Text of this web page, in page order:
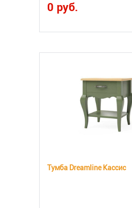
0 руб.
Тумба Dreamline Кассис